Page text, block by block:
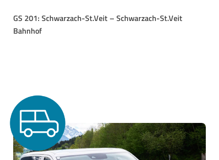
GS 201: Schwarzach-St.Veit – Schwarzach-St.Veit
Bahnhof